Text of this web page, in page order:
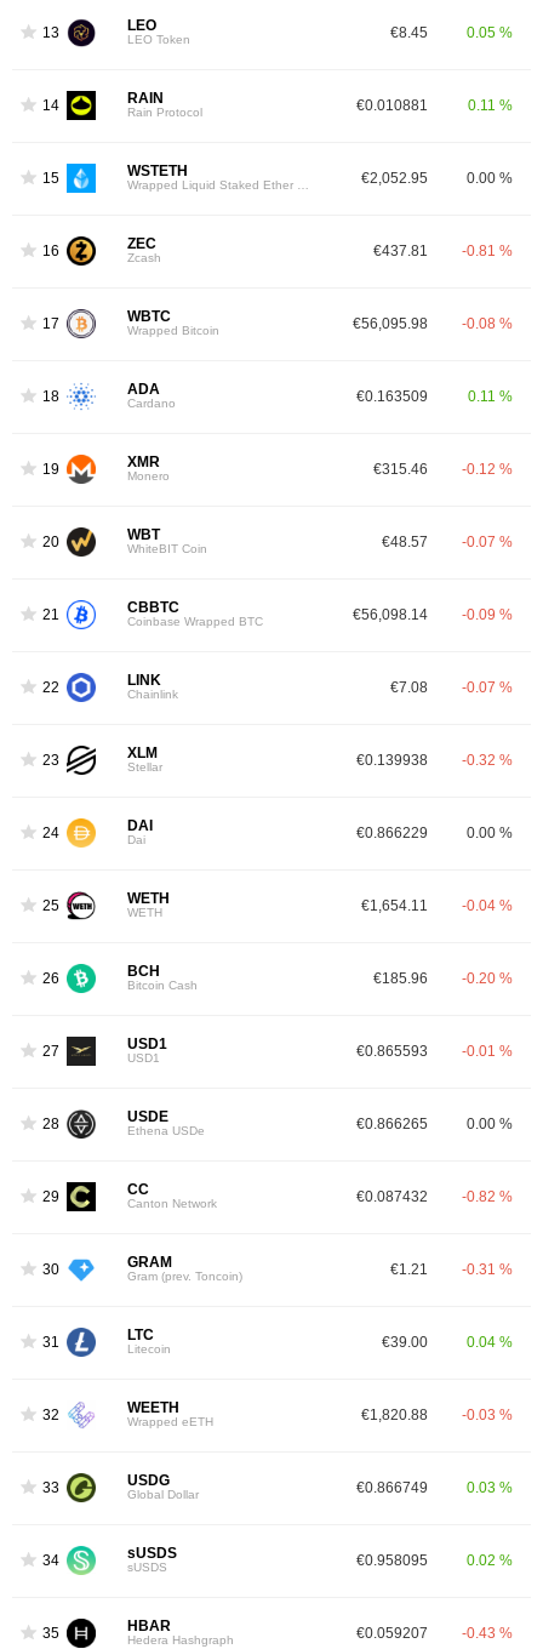
13 LEO
LEO Token €8.45 0.05 %
14 RAIN
Rain Protocol €0.010881 0.11 %
15 WSTETH €2,052.95 0.00 %
16 ZEC
Zcash €437.81 -0.81 %
17 WBTC
Wrapped Bitcoin €56,095.98 -0.08 %
18 ADA
Cardano €0.163509 0.11 %
19 XMR
Monero €315.46 -0.12 %
20 WBT
WhiteBIT Coin €48.57 -0.07 %
21 CBBTC
Coinbase Wrapped BTC €56,098.14 -0.09 %
22 LINK
Chainlink €7.08 -0.07 %
23 XLM
Stellar €0.139938 -0.32 %
24 DAI
Dai €0.866229 0.00 %
25 WETH
WETH €1,654.11 -0.04 %
26 BCH
Bitcoin Cash €185.96 -0.20 %
27 USD1
USD1 €0.865593 -0.01 %
28 USDE
Ethena USDe €0.866265 0.00 %
29 CC
Canton Network €0.087432 -0.82 %
30 GRAM
Gram (prev. Toncoin) €1.21 -0.31 %
31 LTC
Litecoin €39.00 0.04 %
32 WEETH
Wrapped eETH €1,820.88 -0.03 %
33 USDG
Global Dollar €0.866749 0.03 %
34 sUSDS
sUSDS €0.958095 0.02 %
35 HBAR
Hedera Hashgraph €0.059207 -0.43 %